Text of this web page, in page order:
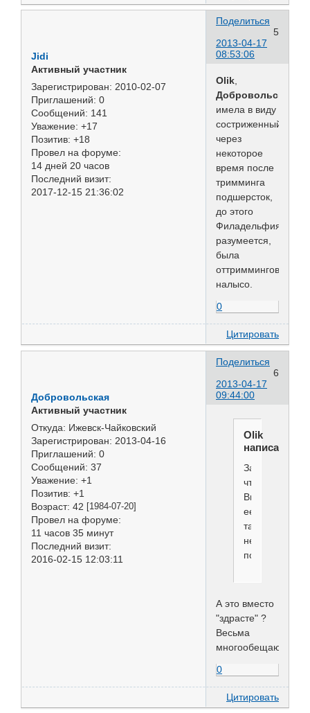
Поделиться
5
2013-04-17
08:53:06
Jidi
Активный участник
Зарегистрирован: 2010-02-07
Приглашений: 0
Сообщений: 141
Уважение: +17
Позитив: +18
Провел на форуме:
14 дней 20 часов
Последний визит:
2017-12-15 21:36:02
Olik,
Добровольская
имела в виду
состриженный
через
некоторое
время после
тримминга
подшерсток,
до этого
Филадельфия,
разумеется,
была
оттриммингована
налысо.
0
Цитировать
Поделиться
6
2013-04-17
09:44:00
Добровольская
Активный участник
Откуда: Ижевск-Чайковский
Зарегистрирован: 2013-04-16
Приглашений: 0
Сообщений: 37
Уважение: +1
Позитив: +1
Возраст: 42 [1984-07-20]
Провел на форуме:
11 часов 35 минут
Последний визит:
2016-02-15 12:03:11
Olik
написал(а):
За
что
Вы
ее
так
не
полюбили???
А это вместо
"здрасте" ?
Весьма
многообещающе.
0
Цитировать